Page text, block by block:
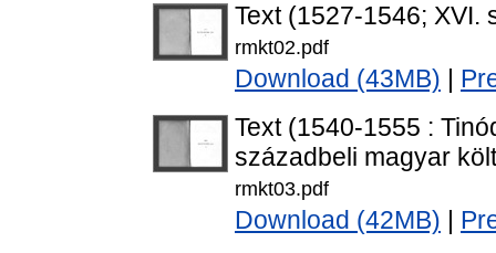
Text (1527-1546; XVI.
rmkt02.pdf
Download (43MB)
Text (1540-1555 :
századbeli magyar
rmkt03.pdf
Download (42MB)